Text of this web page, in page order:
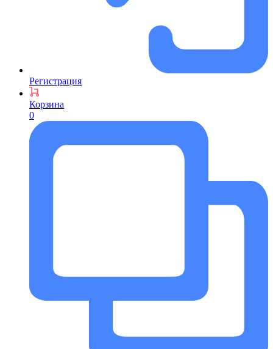
Регистрация
Корзина
0